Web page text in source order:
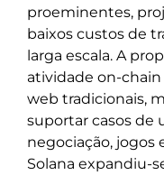
proeminentes,
baixos custos de
larga escala. A
atividade on-
web tradicionais,
suportar casos de
negociação, jogos
Solana expandiu-